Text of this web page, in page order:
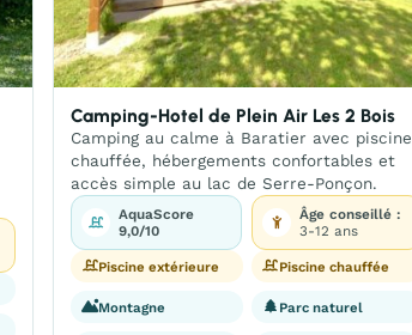
Camping-Hotel de Plein Air Les 2 Bois
Camping au calme à Baratier avec piscine
chauffée, hébergements confortables et
accès simple au lac de Serre-Ponçon.
AquaScore
9,0/10
Âge conseillé :
3-12 ans
Piscine extérieure Piscine chauffée
Montagne Parc naturel